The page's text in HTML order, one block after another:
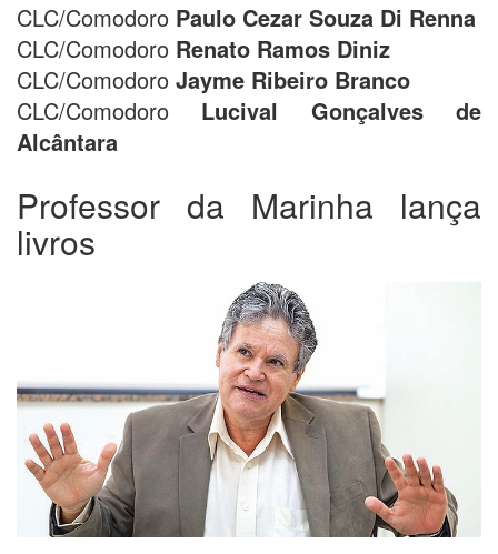
CLC/Comodoro Paulo Cezar Souza Di Renna
CLC/Comodoro Renato Ramos Diniz
CLC/Comodoro Jayme Ribeiro Branco
CLC/Comodoro Lucival Gonçalves de
Alcântara
Professor da Marinha lança
livros